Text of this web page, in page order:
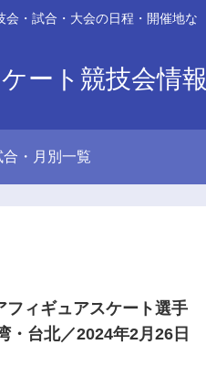
会・試合・大会の日程・開催地な
ート競技会情報
合・月別一覧
フィギュアスケート選手
・台北／2024年2月26日